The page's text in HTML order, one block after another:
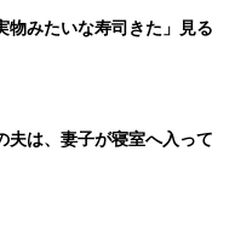
物みたいな寿司きた」見る
夫は、妻子が寝室へ入って